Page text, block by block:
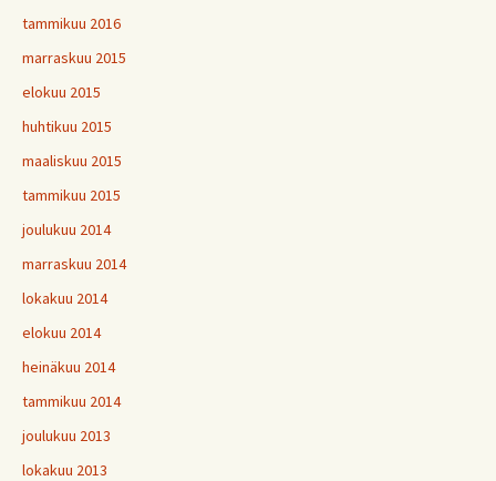
tammikuu 2016
marraskuu 2015
elokuu 2015
huhtikuu 2015
maaliskuu 2015
tammikuu 2015
joulukuu 2014
marraskuu 2014
lokakuu 2014
elokuu 2014
heinäkuu 2014
tammikuu 2014
joulukuu 2013
lokakuu 2013